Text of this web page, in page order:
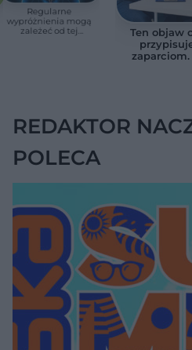
Regularne
wypróżnienia mogą
zależeć od tej
Ten objaw
zaparciom.
REDAKTOR
POLECA